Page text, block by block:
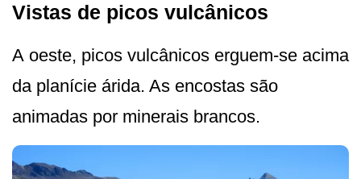
Vistas de picos vulcânicos
A oeste, picos vulcânicos erguem-se acima
da planície árida. As encostas são
animadas por minerais brancos.